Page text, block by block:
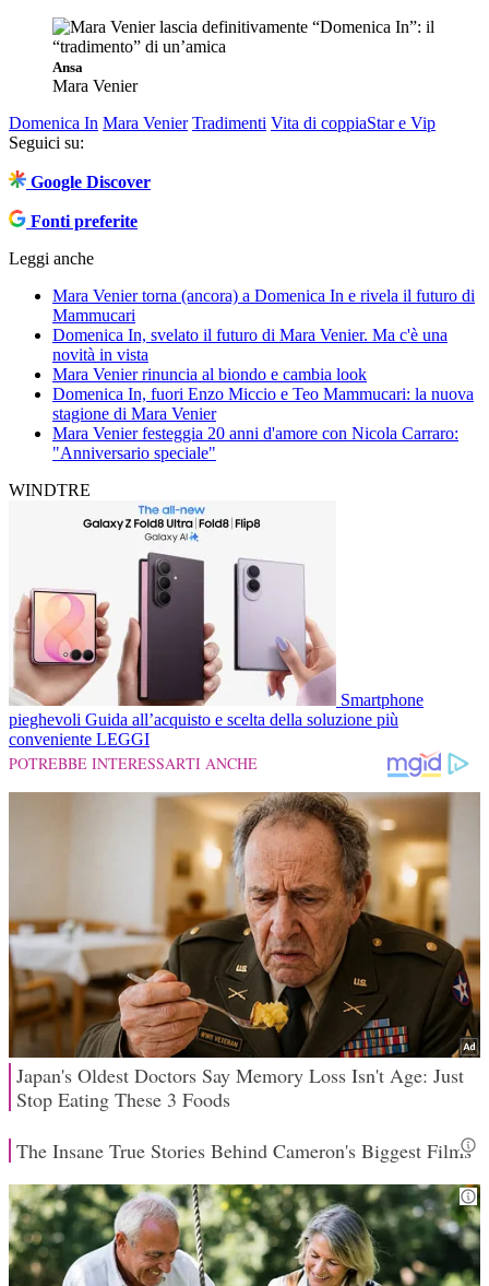
Ansa
Mara Venier
Domenica In Mara Venier Tradimenti Vita di coppiaStar e Vip
Seguici su:
Google Discover
Fonti preferite
Leggi anche
Mara Venier torna (ancora) a Domenica In e rivela il futuro di
Mammucari
Domenica In, svelato il futuro di Mara Venier. Ma c'è una
novità in vista
Mara Venier rinuncia al biondo e cambia look
Domenica In, fuori Enzo Miccio e Teo Mammucari: la nuova
stagione di Mara Venier
Mara Venier festeggia 20 anni d'amore con Nicola Carraro:
"Anniversario speciale"
WINDTRE
Smartphone
pieghevoli Guida all’acquisto e scelta della soluzione più
conveniente LEGGI